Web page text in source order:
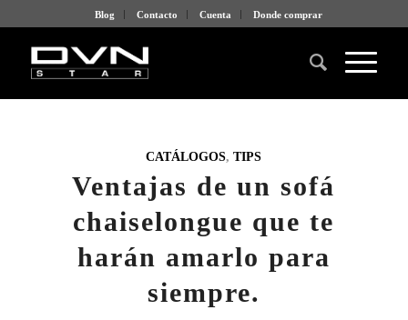
Blog Contacto Cuenta Donde comprar
CATÁLOGOS,TIPS
Ventajas de un sofá
chaiselongue que te
harán amarlo para
siempre.